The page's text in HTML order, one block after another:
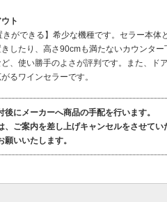
ト
ができる】希少な機種です。セラー本
したり、高さ90cmも満たないカウンタ
、使い勝手のよさが評判です。また、
るワインセラーです。
にメーカーへ商品の手配を行います。
ご案内を差し上げキャンセルをさせてい
いいたします。